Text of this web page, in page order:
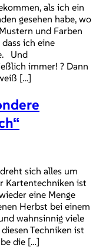
als ich ein
gesehen habe, wo
und Farben
ich eine
Und
immer! ? Dann
[…]
sich alles um
Kartentechniken ist
eine Menge
Herbst bei einem
wahnsinnig viele
Techniken ist
die […]